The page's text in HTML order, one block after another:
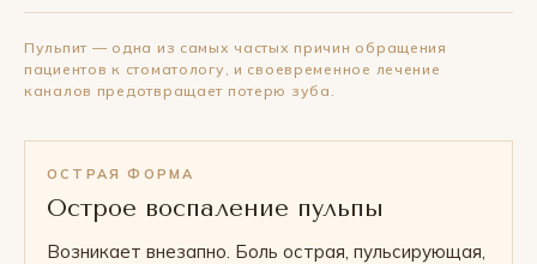
Пульпит — одна из самых частых причин обращения
пациентов к стоматологу, и своевременное лечение
каналов предотвращает потерю зуба.
ОСТРАЯ ФОРМА
Острое воспаление пульпы
Возникает внезапно. Боль острая, пульсирующая,